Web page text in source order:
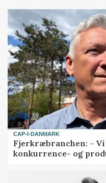
CAP-I-DANMARK
Fjerkræbranchen: -
konkurrence- og